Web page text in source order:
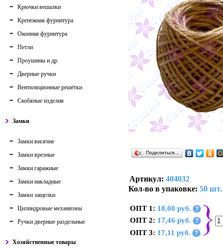
Крючки вешалки
Крепежная фурнитура
Оконная фурнитура
Петли
Проушины и др.
Дверные ручки
Вентиляционные решётки
Скобяные изделия
Замки
Замки висячие
Замки врезные
Замки гаражные
Замки накладные
Замки защелки
Цилиндровые механизмы
Ручки дверные раздельные
Хозяйственные товары
Поделиться…
Артикул: 404032
Кол-во в упаковке: 50 шт.
ОПТ 1: 18,00 руб. ?
ОПТ 2: 17,46 руб. ?
ОПТ 3: 17,11 руб. ?